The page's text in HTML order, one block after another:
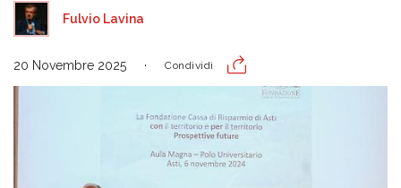
Fulvio Lavina
20 Novembre 2025 Condividi